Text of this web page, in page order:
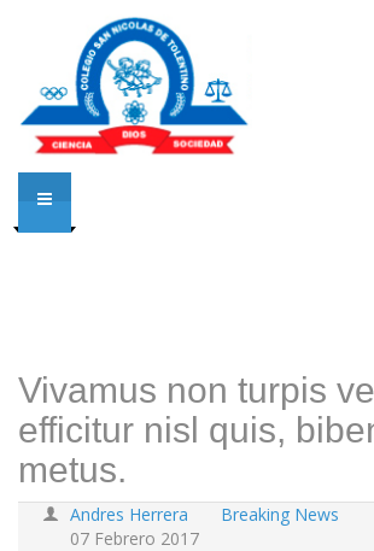
Vivamus non turpis
efficitur nisl quis,
metus.
Andres Herrera
Breaking News
07 Febrero 2017